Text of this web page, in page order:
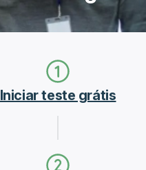
Iniciar teste grátis